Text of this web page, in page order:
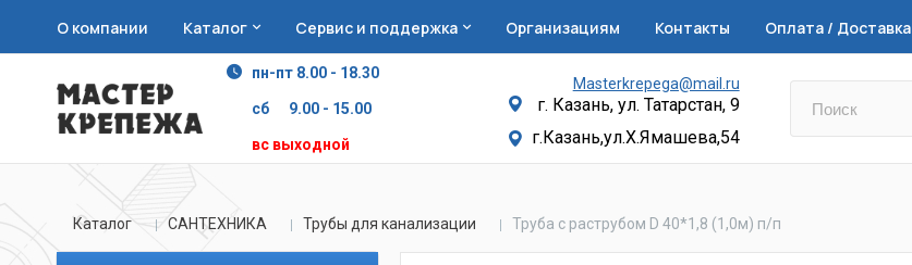
О компании Каталог Сервис и поддержка Организациям Контакты Оплата / Доставка
пн-пт 8.00 - 18.30
сб 9.00 - 15.00
вс выходной
Masterkrepega@mail.ru
г. Казань, ул. Татарстан, 9
г.Казань,ул.Х.Ямашева,54
Каталог САНТЕХНИКА Трубы для канализации Труба с раструбом D 40*1,8 (1,0м) п/п